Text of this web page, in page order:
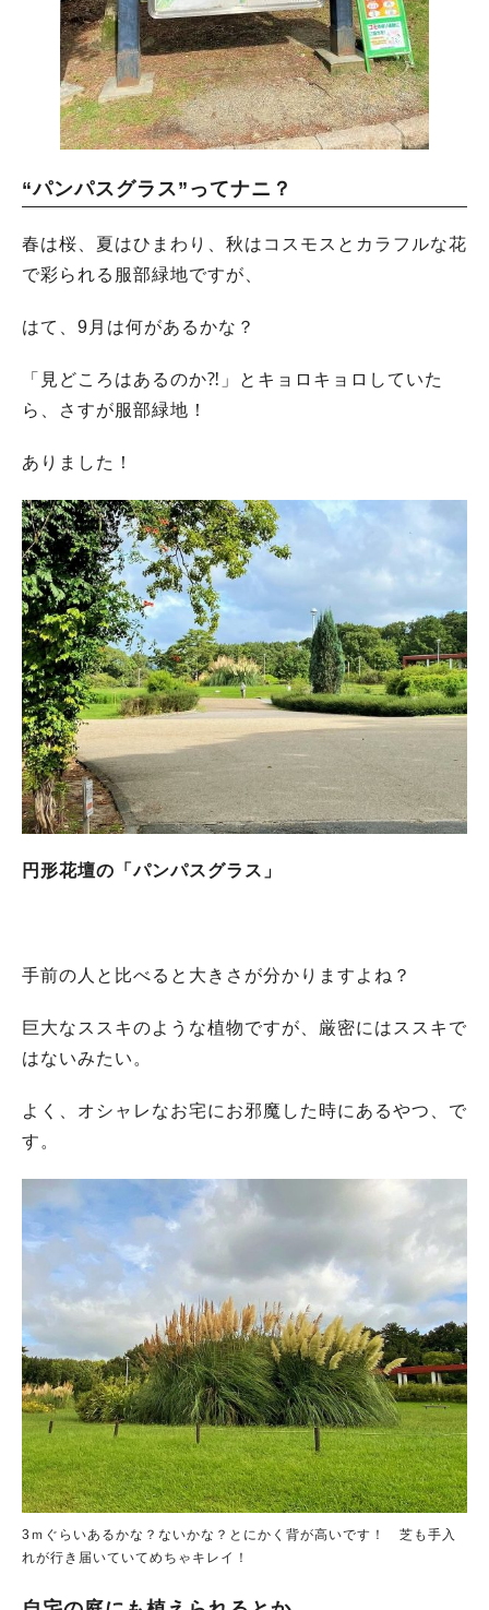
“パンパスグラス”ってナニ？
春は桜、夏はひまわり、秋はコスモスとカラフルな花
で彩られる服部緑地ですが、
はて、9月は何があるかな？
「見どころはあるのか⁈」とキョロキョロしていた
ら、さすが服部緑地！
ありました！
円形花壇の「パンパスグラス」
手前の人と比べると大きさが分かりますよね？
巨大なススキのような植物ですが、厳密にはススキで
はないみたい。
よく、オシャレなお宅にお邪魔した時にあるやつ、で
す。
3ｍぐらいあるかな？ないかな？とにかく背が高いです！ 芝も手入
れが行き届いていてめちゃキレイ！